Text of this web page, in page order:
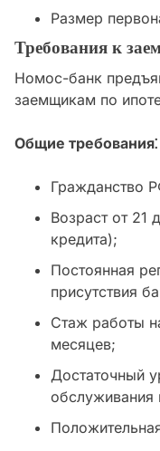
Размер
Требования к
Номос-банк
заемщикам по
Общие требования⁚
Гражданство
Возраст от 21
кредита);
Постоянная
присутствия
Стаж работы
месяцев;
Достаточный
обслуживания